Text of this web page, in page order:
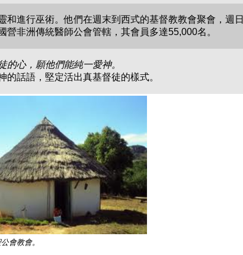
和進行巫術。他們在週末到西式的基督教教會聚會，
營非洲傳統醫師公會管轄，其會員多達55,000名。
的心，願他們能純一愛神。
的話語，堅定活出真基督徒的樣式。
會教會。